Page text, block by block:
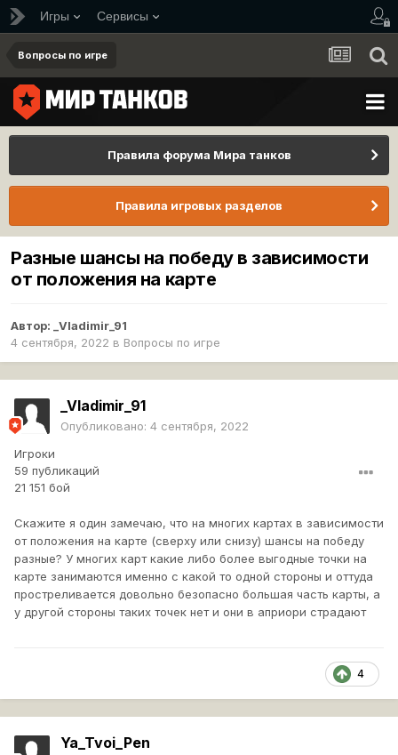
Игры Сервисы
Вопросы по игре
Правила форума Мира танков
Правила игровых разделов
Разные шансы на победу в зависимости
от положения на карте
Автор:
_Vladimir_91
4 сентября, 2022 в Вопросы по игре
_Vladimir_91
Опубликовано: 4 сентября, 2022
Игроки
59 публикаций
21 151 бой
Скажите я один замечаю, что на многих картах в зависимости
от положения на карте (сверху или снизу) шансы на победу
разные? У многих карт какие либо более выгодные точки на
карте занимаются именно с какой то одной стороны и оттуда
простреливается довольно безопасно большая часть карты, а
у другой стороны таких точек нет и они в априори страдают
4
Ya_Tvoi_Pen